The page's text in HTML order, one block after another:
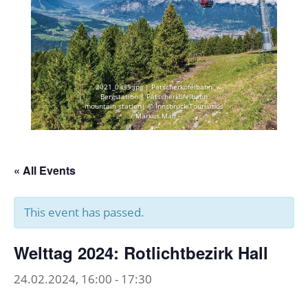
2021_0335.jpg | Patscherkofelbahn
Bergstation | Patscherkofelbahn
mountain station| © Innsbruck Tourismus
/ Markus Mair
« All Events
This event has passed.
Welttag 2024: Rotlichtbezirk Hall
24.02.2024, 16:00 - 17:30